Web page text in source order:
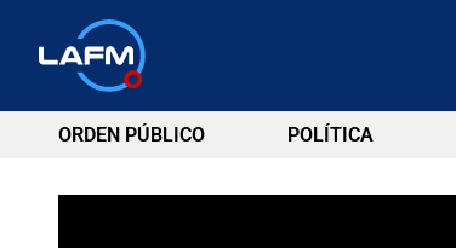
ORDEN PÚBLICO POLÍTICA